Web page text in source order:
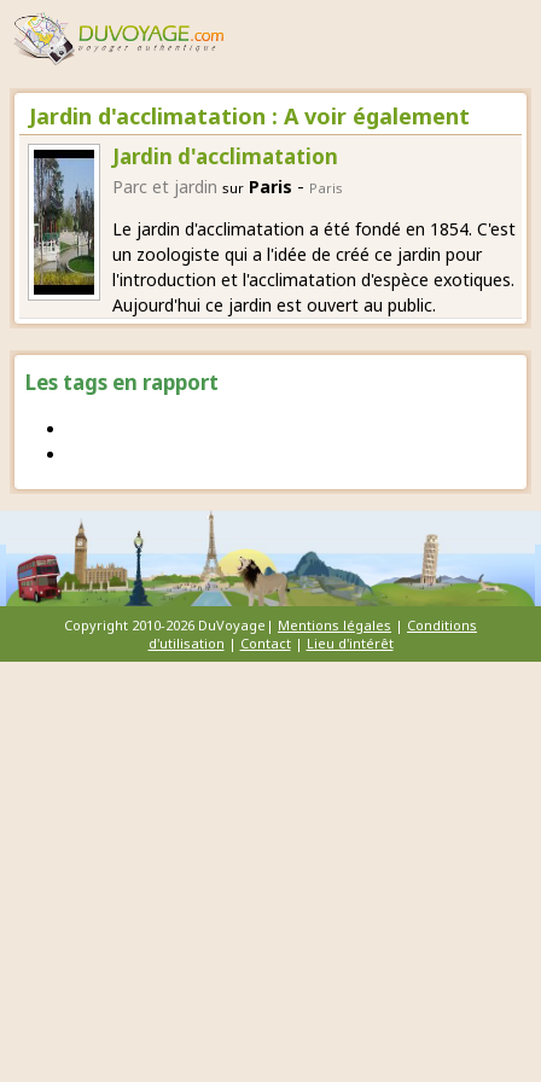
Les tags en rapport
Jardin d'acclimatation : A voir également
Jardin d'acclimatation
Parc et jardin sur Paris - Paris
Le jardin d'acclimatation a été fondé en 1854. C'est
un zoologiste qui a l'idée de créé ce jardin pour
l'introduction et l'acclimatation d'espèce exotiques.
Aujourd'hui ce jardin est ouvert au public.
Copyright 2010-2026 DuVoyage| Mentions légales | Conditions
d'utilisation | Contact| Lieu d'intérêt